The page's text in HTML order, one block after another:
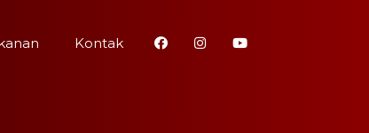
Kontak